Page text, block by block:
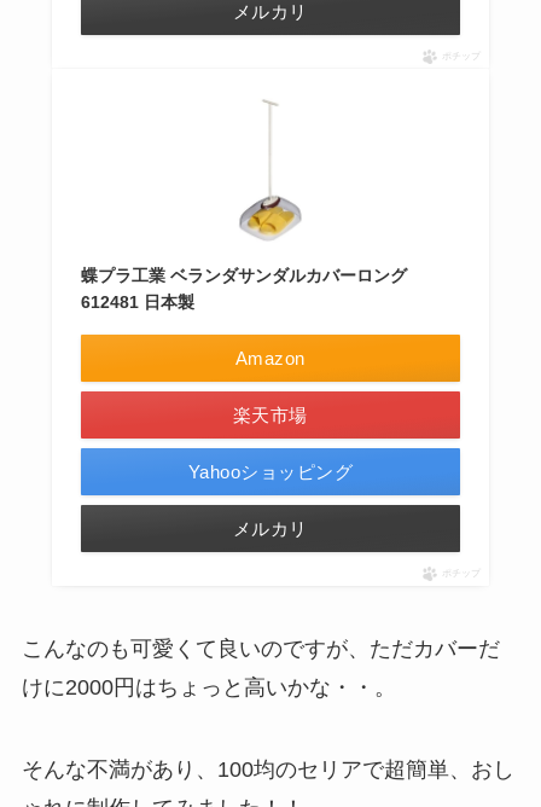
メルカリ
ポチップ
蝶プラ工業 ベランダサンダルカバーロング
612481 日本製
Amazon
楽天市場
Yahooショッピング
メルカリ
ポチップ
こんなのも可愛くて良いのですが、ただカバーだ
けに2000円はちょっと高いかな・・。
そんな不満があり、100均のセリアで超簡単、おし